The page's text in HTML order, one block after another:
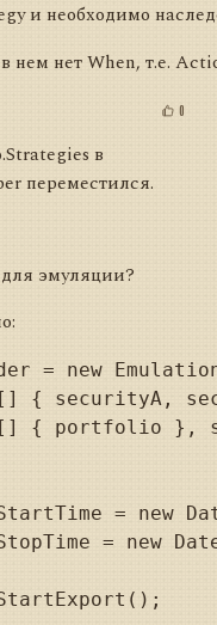
и необходимо
нем нет When, т.е.
0
в
переместился.
эмуляции?
= new
{ securityA,
{ portfolio },
= new
= new